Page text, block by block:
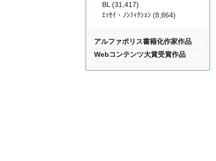
BL (31,417)
ｴｯｾｲ・ﾉﾝﾌｨｸｼｮﾝ (8,864)
アルファポリス書籍化作家作品
Webコンテンツ大賞受賞作品